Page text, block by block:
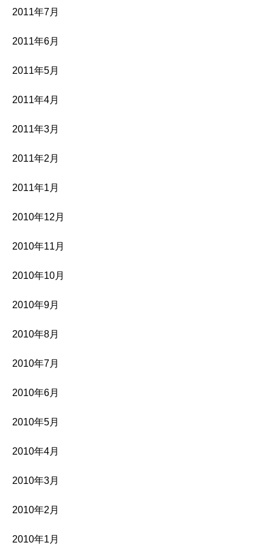
2011年7月
2011年6月
2011年5月
2011年4月
2011年3月
2011年2月
2011年1月
2010年12月
2010年11月
2010年10月
2010年9月
2010年8月
2010年7月
2010年6月
2010年5月
2010年4月
2010年3月
2010年2月
2010年1月